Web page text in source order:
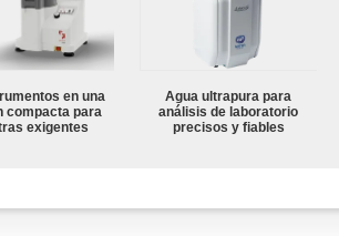
en una
compacta para
exigentes
Agua ultrapura para
análisis de laboratorio
precisos y fiables